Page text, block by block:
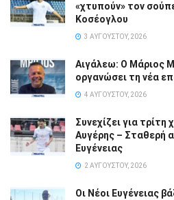
«χτυπούν» τον
Κοσέογλου
3 ΑΥΓΟΎΣΤΟΥ, 2026
Αιγάλεω: Ο Μάριος
οργανώσει τη νέα
4 ΑΥΓΟΎΣΤΟΥ, 2026
Συνεχίζει για
Αυγέρης – Σταθερή
Ευγένειας
2 ΑΥΓΟΎΣΤΟΥ, 2026
Οι Νέοι Ευγένειας